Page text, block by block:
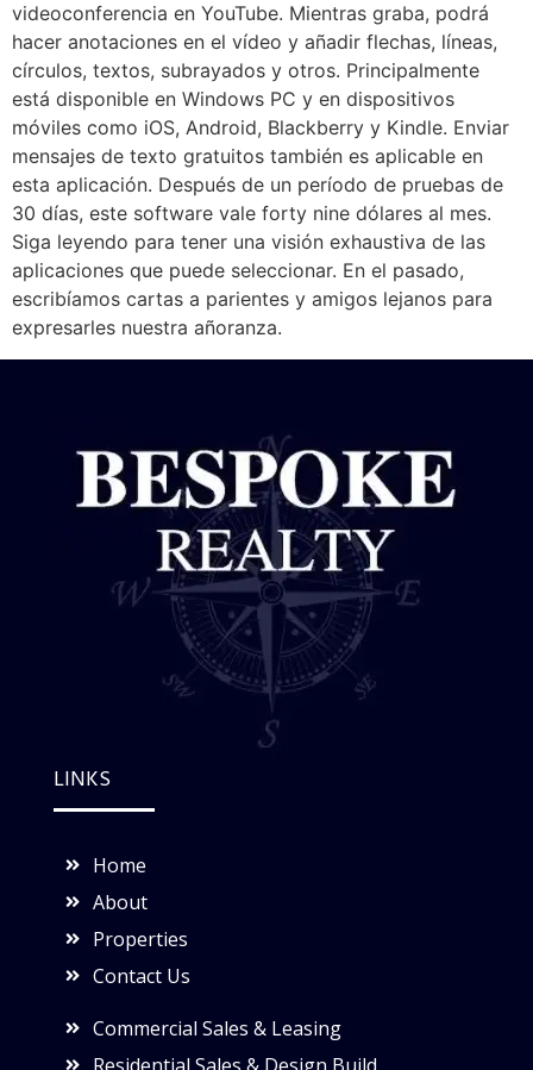
videoconferencia en YouTube. Mientras graba, podrá
hacer anotaciones en el vídeo y añadir flechas, líneas,
círculos, textos, subrayados y otros. Principalmente
está disponible en Windows PC y en dispositivos
móviles como iOS, Android, Blackberry y Kindle. Enviar
mensajes de texto gratuitos también es aplicable en
esta aplicación. Después de un período de pruebas de
30 días, este software vale forty nine dólares al mes.
Siga leyendo para tener una visión exhaustiva de las
aplicaciones que puede seleccionar. En el pasado,
escribíamos cartas a parientes y amigos lejanos para
expresarles nuestra añoranza.
LINKS
Home
About
Properties
Contact Us
Commercial Sales & Leasing